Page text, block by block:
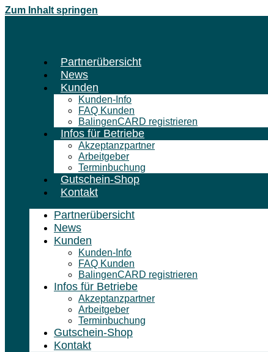
Zum Inhalt springen
Partnerübersicht
News
Kunden
Kunden-Info
FAQ Kunden
BalingenCARD registrieren
Infos für Betriebe
Akzeptanzpartner
Arbeitgeber
Terminbuchung
Gutschein-Shop
Kontakt
Partnerübersicht
News
Kunden
Kunden-Info
FAQ Kunden
BalingenCARD registrieren
Infos für Betriebe
Akzeptanzpartner
Arbeitgeber
Terminbuchung
Gutschein-Shop
Kontakt